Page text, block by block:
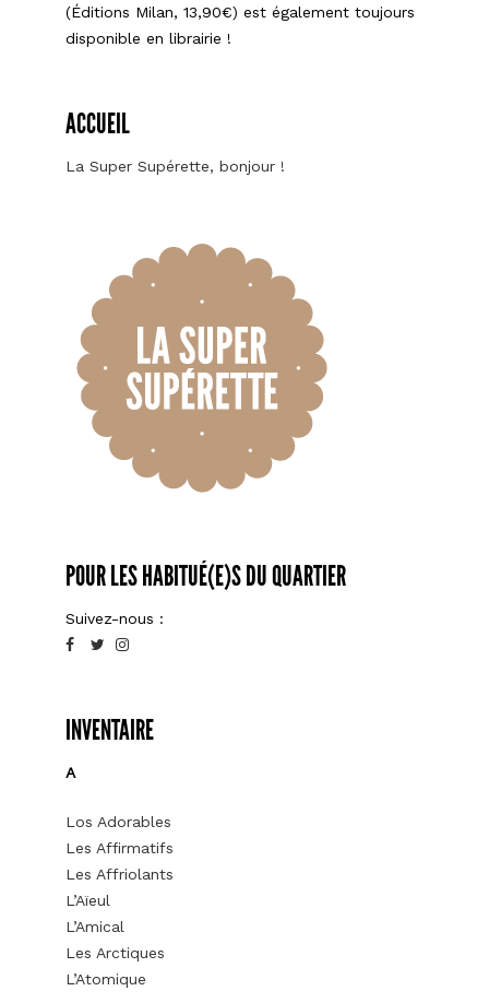
(Éditions Milan, 13,90€) est également toujours
disponible en librairie !
ACCUEIL
La Super Supérette, bonjour !
POUR LES HABITUÉ(E)S DU QUARTIER
Suivez-nous :
INVENTAIRE
A
Los Adorables
Les Affirmatifs
Les Affriolants
L’Aïeul
L’Amical
Les Arctiques
L’Atomique